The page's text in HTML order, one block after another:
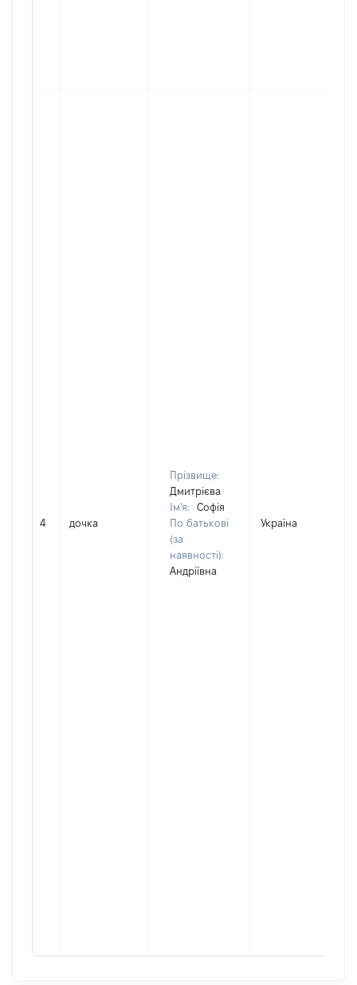
4 дочка
Прізвище:
Дмитрієва
Ім'я:
Софія
По батькові
(за
наявності):
Андріївна
Україна